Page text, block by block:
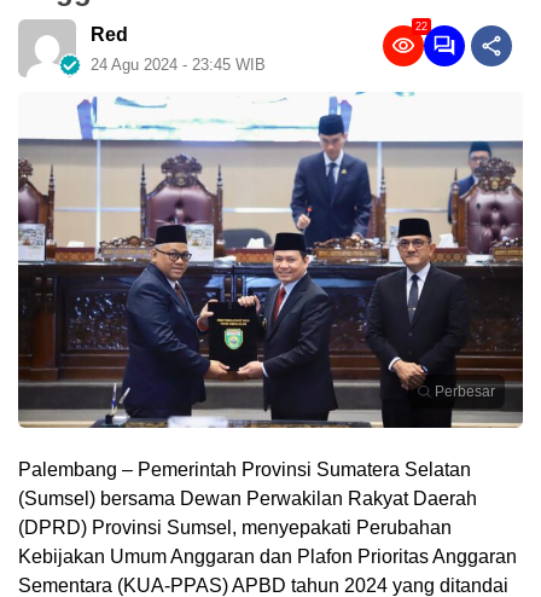
Red
24 Agu 2024 - 23:45 WIB
22
Perbesar
Palembang – Pemerintah Provinsi Sumatera Selatan
(Sumsel) bersama Dewan Perwakilan Rakyat Daerah
(DPRD) Provinsi Sumsel, menyepakati Perubahan
Kebijakan Umum Anggaran dan Plafon Prioritas Anggaran
Sementara (KUA-PPAS) APBD tahun 2024 yang ditandai